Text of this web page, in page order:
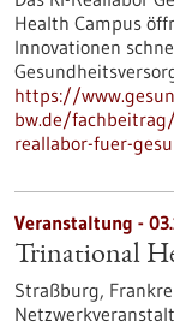
Health Campus
Innovationen
https://
bw.de/
reallabor-fuer-
Veranstaltung -
Trinational
Straßburg,